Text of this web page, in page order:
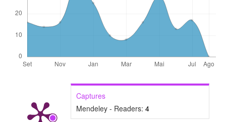
Captures
Mendeley - Readers: 4